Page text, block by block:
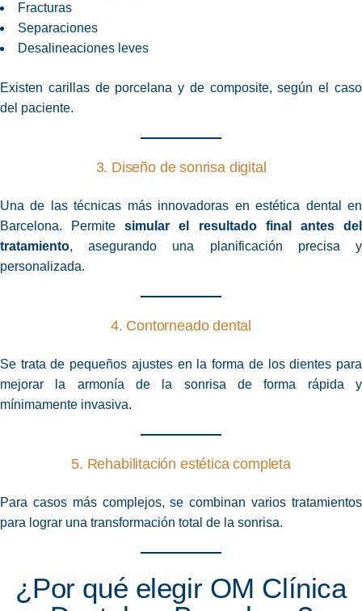
Fracturas
Separaciones
Desalineaciones leves
Existen carillas de porcelana y de composite, según el caso
del paciente.
3. Diseño de sonrisa digital
Una de las técnicas más innovadoras en estética dental en
Barcelona. Permitesimular el resultado final antes del
tratamiento, asegurando una planificación precisa y
personalizada.
4. Contorneado dental
Se trata de pequeños ajustes en la forma de los dientes para
mejorar la armonía de la sonrisa de forma rápida y
mínimamente invasiva.
5. Rehabilitación estética completa
Para casos más complejos, se combinan varios tratamientos
para lograr una transformación total de la sonrisa.
¿Por qué elegir OM Clínica